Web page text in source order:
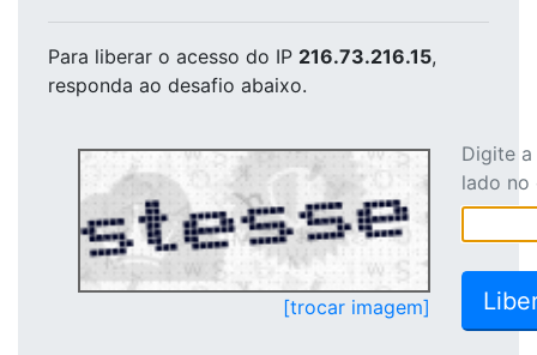
Para liberar o acesso do IP 216.73.216.15,
responda ao desafio abaixo.
[trocar imagem]
Digite
lado no